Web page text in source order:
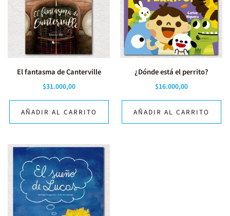
El fantasma de Canterville
$31.000,00
AÑADIR AL CARRITO
¿Dónde está el perrito?
$16.000,00
AÑADIR AL CARRITO